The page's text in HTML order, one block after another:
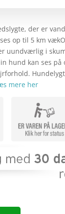
der er
op til 5 km
uundværlig i
hund kan ses på
mere her